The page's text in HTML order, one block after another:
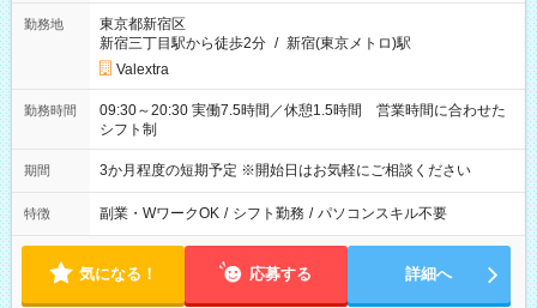
勤務地
東京都新宿区
新宿三丁目駅から徒歩2分 / 新宿(東京メトロ)駅
Valextra
勤務時間
09:30～20:30 実働7.5時間／休憩1.5時間 営業時間に合わせた
シフト制
期間 3か月程度の短期予定 ※開始日はお気軽にご相談ください
特徴 副業・WワークOK / シフト勤務 / パソコンスキル不要
気になる！ 応募する 詳細へ